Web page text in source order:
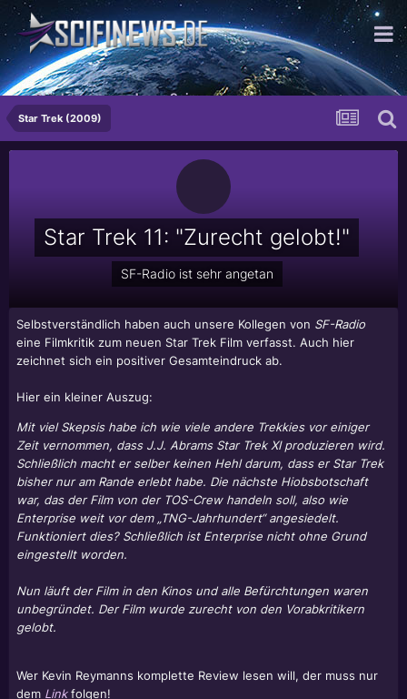
...Glück im grenzenlosen Sein
Star Trek (2009)
Star Trek 11: "Zurecht gelobt!"
SF-Radio ist sehr angetan
Selbstverständlich haben auch unsere Kollegen von SF-Radio
eine Filmkritik zum neuen Star Trek Film verfasst. Auch hier
zeichnet sich ein positiver Gesamteindruck ab.
Hier ein kleiner Auszug:
Mit viel Skepsis habe ich wie viele andere Trekkies vor einiger
Zeit vernommen, dass J.J. Abrams Star Trek XI produzieren wird.
Schließlich macht er selber keinen Hehl darum, dass er Star Trek
bisher nur am Rande erlebt habe. Die nächste Hiobsbotschaft
war, das der Film von der TOS-Crew handeln soll, also wie
Enterprise weit vor dem „TNG-Jahrhundert“ angesiedelt.
Funktioniert dies? Schließlich ist Enterprise nicht ohne Grund
eingestellt worden.
Nun läuft der Film in den Kinos und alle Befürchtungen waren
unbegründet. Der Film wurde zurecht von den Vorabkritikern
gelobt.
Wer Kevin Reymanns komplette Review lesen will, der muss nur
dem Linkfolgen!